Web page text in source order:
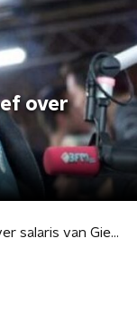
over
TrendingVandaag: Ophef over salaris van Giel Beelen